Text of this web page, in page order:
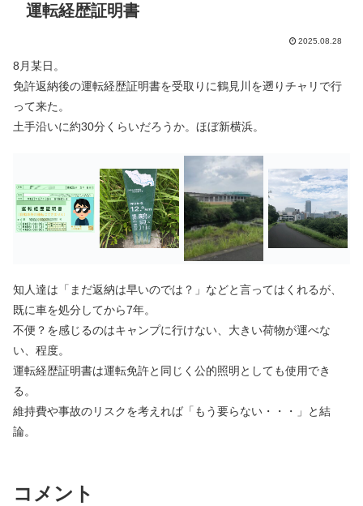
運転経歴証明書
2025.08.28
8月某日。
免許返納後の運転経歴証明書を受取りに鶴見川を遡りチャリで行
って来た。
土手沿いに約30分くらいだろうか。ほぼ新横浜。
知人達は「まだ返納は早いのでは？」などと言ってはくれるが、
既に車を処分してから7年。
不便？を感じるのはキャンプに行けない、大きい荷物が運べな
い、程度。
運転経歴証明書は運転免許と同じく公的照明としても使用でき
る。
維持費や事故のリスクを考えれば「もう要らない・・・」と結
論。
コメント